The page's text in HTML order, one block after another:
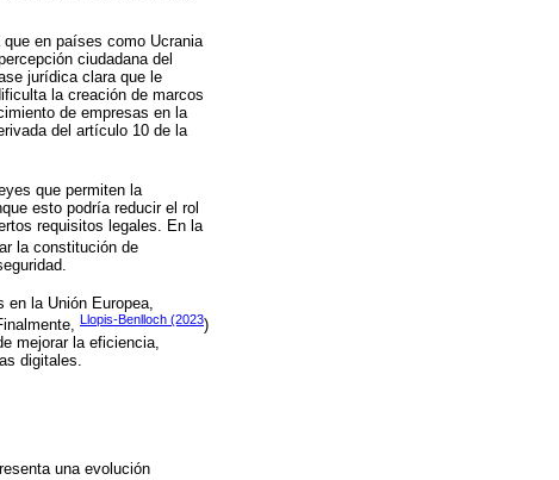
en países como Ucrania
ciudadana del
jurídica clara que le
la creación de marcos
de empresas en la
del artículo 10 de la
que permiten la
esto podría reducir el rol
requisitos legales. En la
la constitución de
la Unión Europea,
Llopis-Benlloch (2023)
mejorar la eficiencia,
digitales.
una evolución